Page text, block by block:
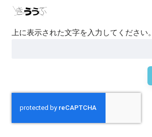
上に表示された文字を入力してください。